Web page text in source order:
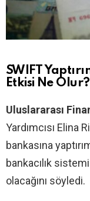
SWIFT
Etkisi Ne Olur?
Uluslararası
Yardımcısı Elina
bankasına
bankacılık
olacağını söyledi.